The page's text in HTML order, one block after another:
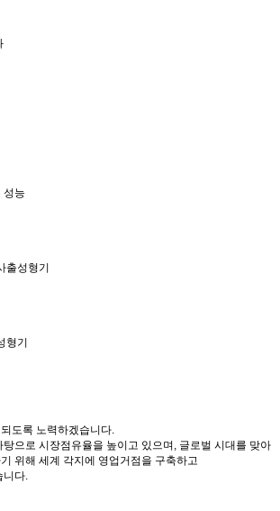
성능
출성형기
형기
도록 노력하겠습니다.
으로 시장점유율을 높이고 있으며, 글로벌 시대를 맞아
위해 세계 각지에 영업거점을 구축하고
니다.